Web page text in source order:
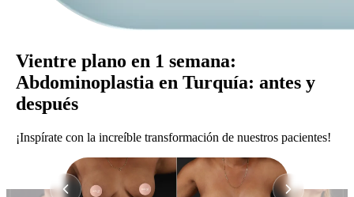
Vientre plano en 1 semana:
Abdominoplastia en Turquía: antes y
después
¡Inspírate con la increíble transformación de nuestros pacientes!